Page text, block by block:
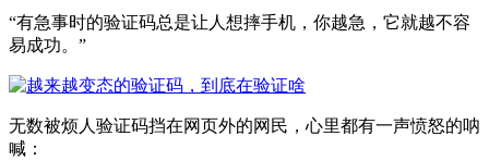
“有急事时的验证码总是让人想摔手机，你越急，它就越不容
易成功。”
无数被烦人验证码挡在网页外的网民，心里都有一声愤怒的呐
喊：